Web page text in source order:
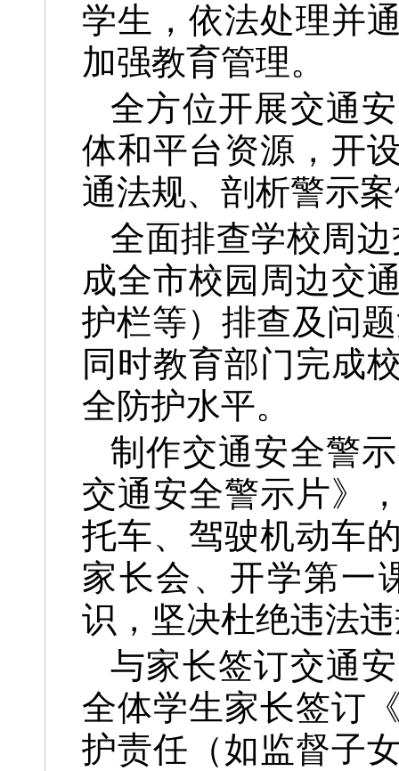
学生，依法处理并
加强教育管理。
全方位开展交通
体和平台资源，开
通法规、剖析警示
全面排查学校周
成全市校园周边交
护栏等）排查及问
同时教育部门完成
全防护水平。
制作交通安全警
交通安全警示片》
托车、驾驶机动车
家长会、开学第一
识，坚决杜绝违法
与家长签订交通
全体学生家长签订
护责任（如监督子